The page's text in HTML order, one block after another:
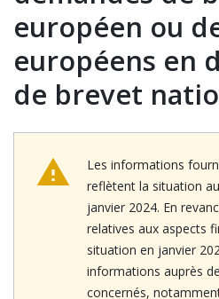
européen ou
européens en
de brevet
Les informations
reflètent la situation
janvier 2024. En
relatives aux aspects
situation en janvier
informations auprès
concernés,